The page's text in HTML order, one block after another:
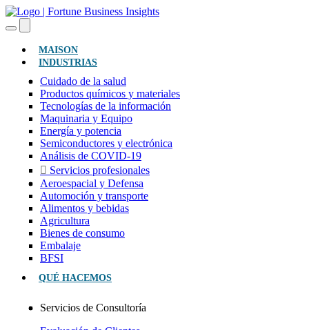
MAISON(ACTUAL)
INDUSTRIAS
Cuidado de la salud
Productos químicos y materiales
Tecnologías de la información
Maquinaria y Equipo
Energía y potencia
Semiconductores y electrónica
Análisis de COVID-19
Servicios profesionales
Aeroespacial y Defensa
Automoción y transporte
Alimentos y bebidas
Agricultura
Bienes de consumo
Embalaje
BFSI
QUÉ HACEMOS
Servicios de Consultoría